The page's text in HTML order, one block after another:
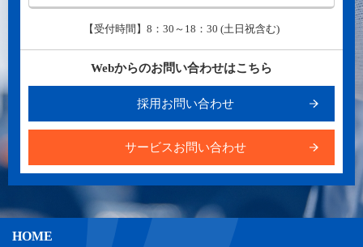
【受付時間】8：30～18：30 (土日祝含む)
Webからのお問い合わせはこちら
採用お問い合わせ
サービスお問い合わせ
HOME